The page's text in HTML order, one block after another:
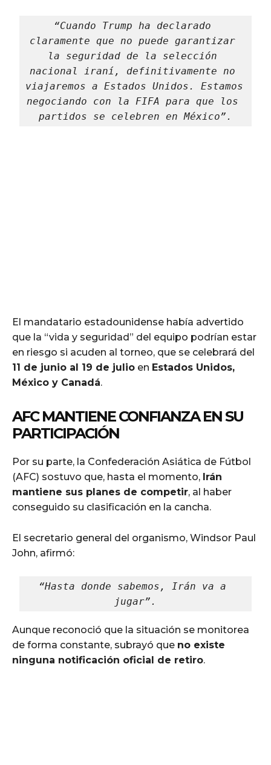
“Cuando Trump ha declarado
claramente que no puede garantizar
la seguridad de la selección
nacional iraní, definitivamente no
viajaremos a Estados Unidos. Estamos
negociando con la FIFA para que los
partidos se celebren en México”.
El mandatario estadounidense había advertido
que la “vida y seguridad” del equipo podrían estar
en riesgo si acuden al torneo, que se celebrará del
11 de junio al 19 de julio en Estados Unidos,
México y Canadá.
AFC MANTIENE CONFIANZA EN SU
PARTICIPACIÓN
Por su parte, la Confederación Asiática de Fútbol
(AFC) sostuvo que, hasta el momento, Irán
mantiene sus planes de competir, al haber
conseguido su clasificación en la cancha.
El secretario general del organismo, Windsor Paul
John, afirmó:
“Hasta donde sabemos, Irán va a
jugar”.
Aunque reconoció que la situación se monitorea
de forma constante, subrayó que no existe
ninguna notificación oficial de retiro.